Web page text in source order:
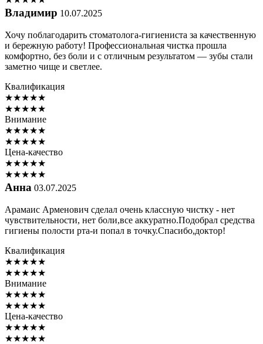
Владимир 10.07.2025
Хочу поблагодарить стоматолога-гигиениста за качественную
и бережную работу! Профессиональная чистка прошла
комфортно, без боли и с отличным результатом — зубы стали
заметно чище и светлее.
Квалификация
★★★★★
★★★★★
Внимание
★★★★★
★★★★★
Цена-качество
★★★★★
★★★★★
Анна 03.07.2025
Арамаис Арменович сделал очень классную чистку - нет
чувствительности, нет боли,все аккуратно.Подобрал средства
гигиены полости рта-и попал в точку.Спасибо,доктор!
Квалификация
★★★★★
★★★★★
Внимание
★★★★★
★★★★★
Цена-качество
★★★★★
★★★★★